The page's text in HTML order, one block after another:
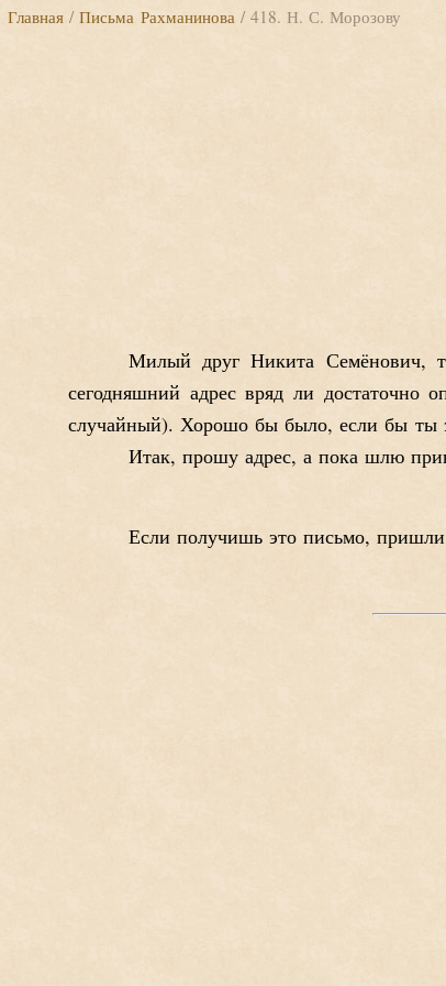
Главная /Письма Рахманинова/ 418. Н. С. Морозову
Милый друг Никита Семёнович,
сегодняшний адрес вряд ли достаточно
случайный). Хорошо бы было, если бы ты
Итак, прошу адрес, а пока шлю
Если получишь это письмо,